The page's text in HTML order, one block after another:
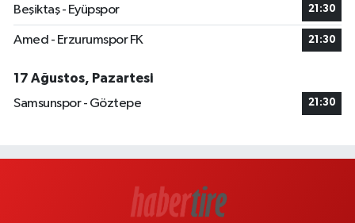
Beşiktaş - Eyüpspor 21:30
Amed - Erzurumspor FK 21:30
17 Ağustos, Pazartesi
Samsunspor - Göztepe
21:30